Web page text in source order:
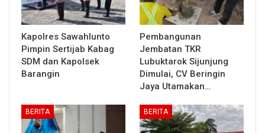
Kapolres Sawahlunto
Pimpin Sertijab Kabag
SDM dan Kapolsek
Barangin
Pembangunan
Jembatan TKR
Lubuktarok Sijunjung
Dimulai, CV Beringin
Jaya Utamakan…
BERITA BERITA